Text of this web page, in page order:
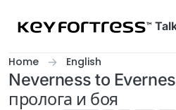
Home English
Neverness to
пролога и боя